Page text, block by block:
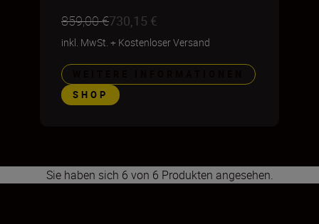
859,00 €730,15 €
inkl. MwSt. + Kostenloser Versand
SHOP
Sie haben sich 6 von 6 Produkten angesehen.